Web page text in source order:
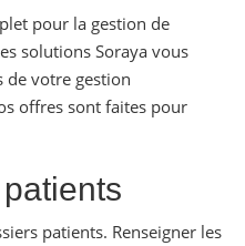
pour la gestion de
solutions Soraya vous
de votre gestion
offres sont faites pour
patients. Renseigner les